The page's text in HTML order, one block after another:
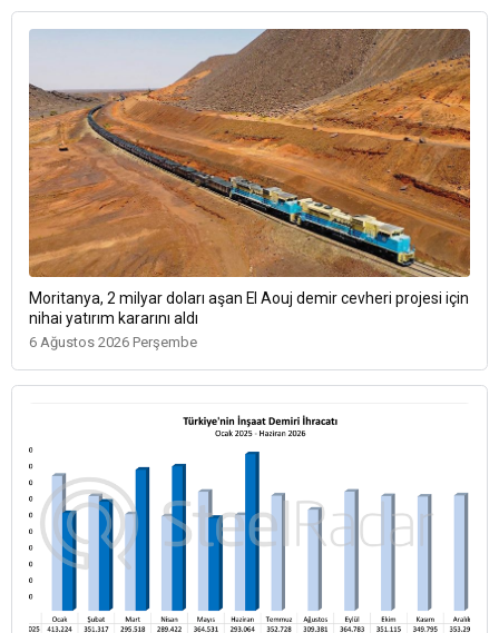
Moritanya, 2 milyar doları aşan El Aouj demir cevheri projesi için
nihai yatırım kararını aldı
6 Ağustos 2026 Perşembe